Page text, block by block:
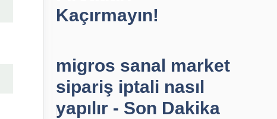
Kaçırmayın!
migros sanal market
sipariş iptali nasıl
yapılır - Son Dakika